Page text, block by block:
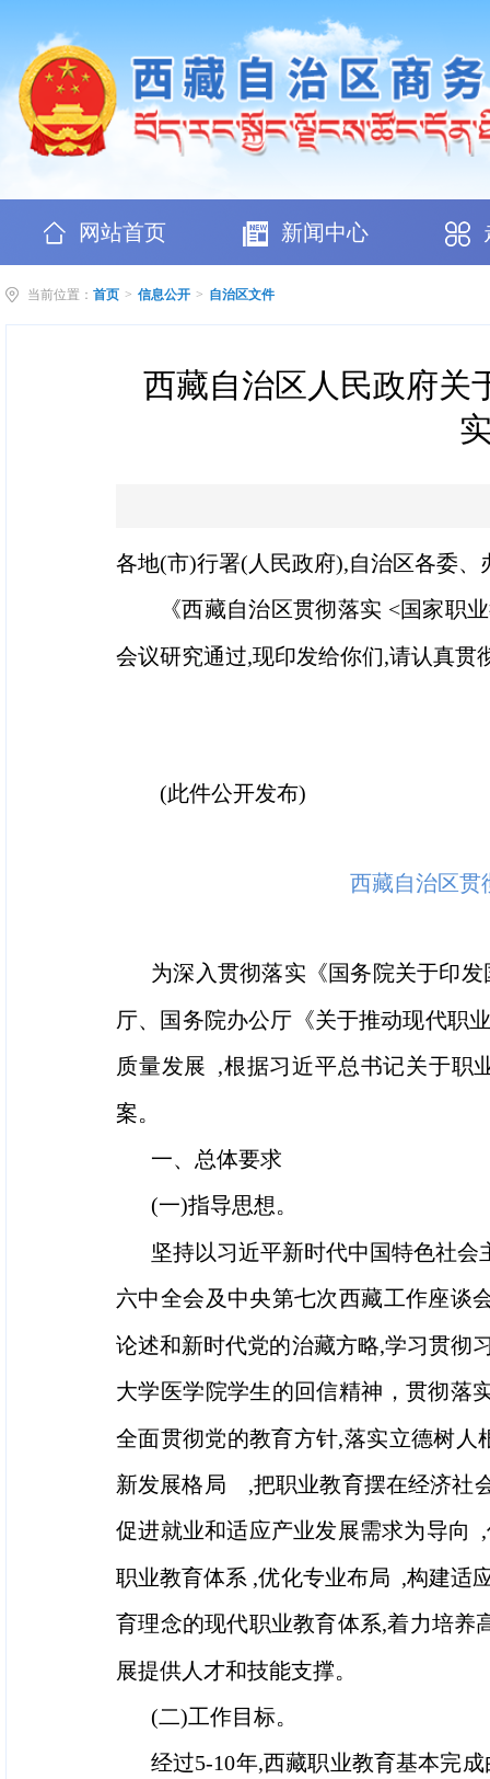
网站首页 新闻中心
当前位置： 首页 > 信息公开 > 自治区文件
西藏自治区人民政府关
各地(市)行署(人民政府),自治区各委、
《西藏自治区贯彻落实 <国家职
会议研究通过,现印发给你们,请认真贯
(此件公开发布)
西藏自治区贯
为深入贯彻落实《国务院关于印
厅、国务院办公厅《关于推动现代职
质量发展 ,根据习近平总书记关于职
案。
一、总体要求
(一)指导思想。
坚持以习近平新时代中国特色社
六中全会及中央第七次西藏工作座
论述和新时代党的治藏方略,学习贯
大学医学院学生的回信精神，贯彻落
全面贯彻党的教育方针,落实立德树
新发展格局 ,把职业教育摆在经济社
促进就业和适应产业发展需求为导向
职业教育体系 ,优化专业布局 ,构建适
育理念的现代职业教育体系,着力培养
展提供人才和技能支撑。
(二)工作目标。
经过5-10年,西藏职业教育基本完